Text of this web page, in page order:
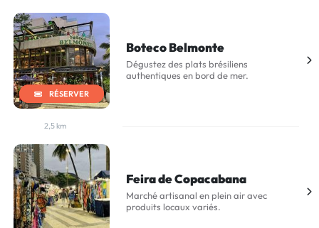
RÉSERVER
Boteco Belmonte
Dégustez des plats brésiliens
authentiques en bord de mer.
2,5 km
Feira de Copacabana
Marché artisanal en plein air avec
produits locaux variés.